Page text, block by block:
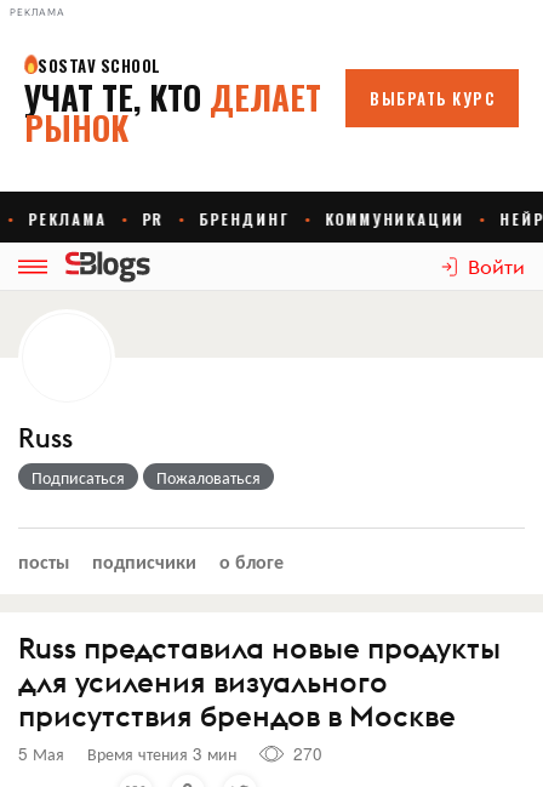
РЕКЛАМА
Войти
Russ
Подписаться Пожаловаться
посты подписчики о блоге
Russ представила новые продукты
для усиления визуального
присутствия брендов в Москве
5 Мая Время чтения 3 мин
270